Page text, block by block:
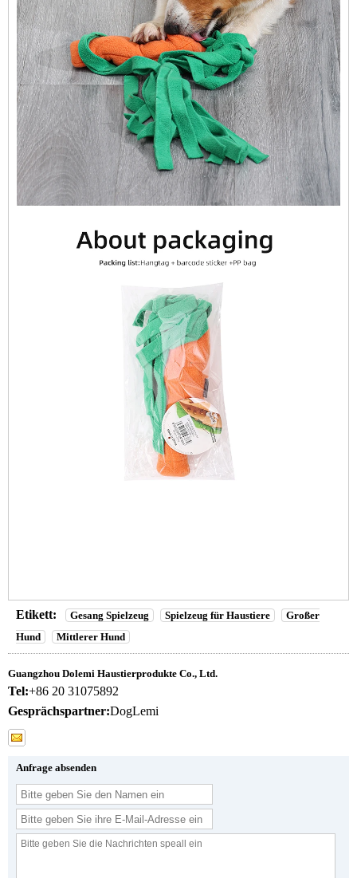
Etikett: Gesang Spielzeug Spielzeug für Haustiere
Großer
Hund
Mittlerer Hund
Guangzhou Dolemi Haustierprodukte Co., Ltd.
Tel:+86 20 31075892
Gesprächspartner:DogLemi
Anfrage absenden